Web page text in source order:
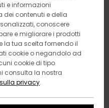
e informazioni
dei contenuti e della
conoscere
e migliorare i prodotti
la tua scelta fornendo il
cookie o negandolo ad
cookie di tipo
consulta la nostra
privacy.